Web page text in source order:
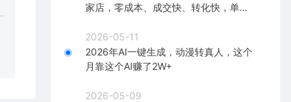
家店，零成本、成交快、转化快，单店
2026-05-11
2026年AI一键生成，动漫转真人，这个
月靠这个AI赚了2W+
2026-05-09